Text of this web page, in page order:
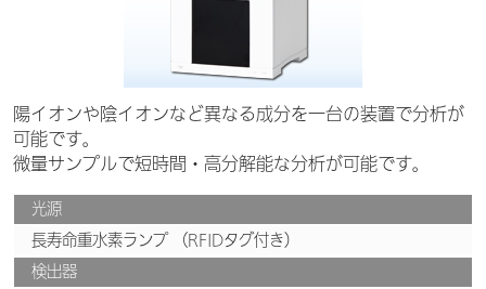
陽イオンや陰イオンなど異なる成分を一台の装置で分析が
可能です。
微量サンプルで短時間・高分解能な分析が可能です。
光源
長寿命重水素ランプ （RFIDタグ付き）
検出器